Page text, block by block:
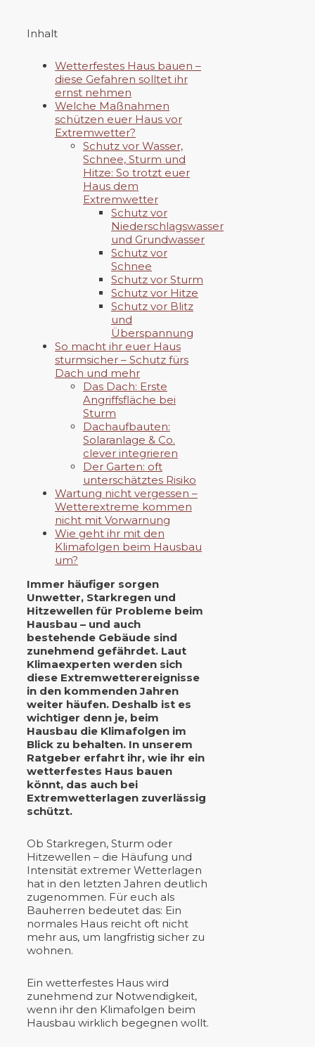
Inhalt
Wetterfestes Haus bauen –
diese Gefahren solltet ihr
ernst nehmen
Welche Maßnahmen
schützen euer Haus vor
Extremwetter?
Schutz vor Wasser,
Schnee, Sturm und
Hitze: So trotzt euer
Haus dem
Extremwetter
Schutz vor
Niederschlagswasser
und Grundwasser
Schutz vor
Schnee
Schutz vor Sturm
Schutz vor Hitze
Schutz vor Blitz
und
Überspannung
So macht ihr euer Haus
sturmsicher – Schutz fürs
Dach und mehr
Das Dach: Erste
Angriffsfläche bei
Sturm
Dachaufbauten:
Solaranlage & Co.
clever integrieren
Der Garten: oft
unterschätztes Risiko
Wartung nicht vergessen –
Wetterextreme kommen
nicht mit Vorwarnung
Wie geht ihr mit den
Klimafolgen beim Hausbau
um?
Immer häufiger sorgen
Unwetter, Starkregen und
Hitzewellen für Probleme beim
Hausbau – und auch
bestehende Gebäude sind
zunehmend gefährdet. Laut
Klimaexperten werden sich
diese Extremwetterereignisse
in den kommenden Jahren
weiter häufen. Deshalb ist es
wichtiger denn je, beim
Hausbau die Klimafolgen im
Blick zu behalten. In unserem
Ratgeber erfahrt ihr, wie ihr ein
wetterfestes Haus bauen
könnt, das auch bei
Extremwetterlagen zuverlässig
schützt.
Ob Starkregen, Sturm oder
Hitzewellen – die Häufung und
Intensität extremer Wetterlagen
hat in den letzten Jahren deutlich
zugenommen. Für euch als
Bauherren bedeutet das: Ein
normales Haus reicht oft nicht
mehr aus, um langfristig sicher zu
wohnen.
Ein wetterfestes Haus wird
zunehmend zur Notwendigkeit,
wenn ihr den Klimafolgen beim
Hausbau wirklich begegnen wollt.